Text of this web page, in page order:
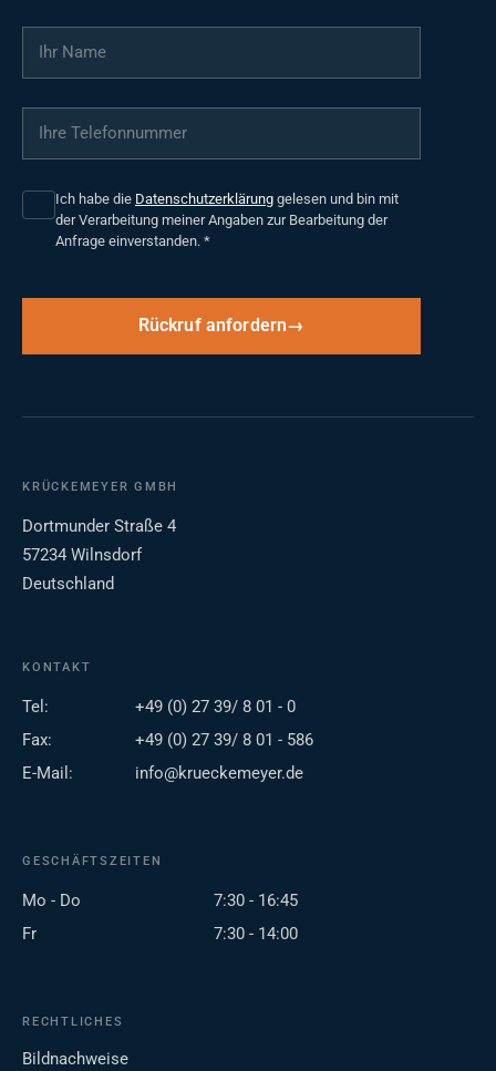
Ihr Name
Ihre Telefonnummer
Ich habe die Datenschutzerklärung gelesen und bin mit
der Verarbeitung meiner Angaben zur Bearbeitung der
Anfrage einverstanden. *
Rückruf anfordern
KRÜCKEMEYER GMBH
Dortmunder Straße 4
57234 Wilnsdorf
Deutschland
KONTAKT
Tel:
+49 (0) 27 39/ 8 01 - 0
Fax:
+49 (0) 27 39/ 8 01 - 586
E-Mail:
info@krueckemeyer.de
GESCHÄFTSZEITEN
Mo - Do
7:30 - 16:45
Fr
7:30 - 14:00
RECHTLICHES
Bildnachweise